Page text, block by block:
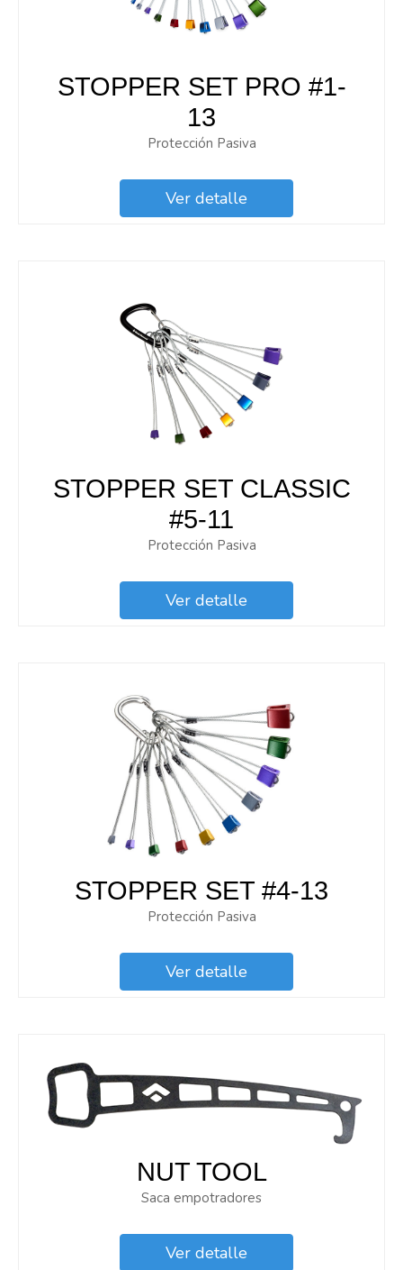
STOPPER SET PRO #1-
13
Protección Pasiva
Ver detalle
STOPPER SET CLASSIC
#5-11
Protección Pasiva
Ver detalle
STOPPER SET #4-13
Protección Pasiva
Ver detalle
NUT TOOL
Saca empotradores
Ver detalle